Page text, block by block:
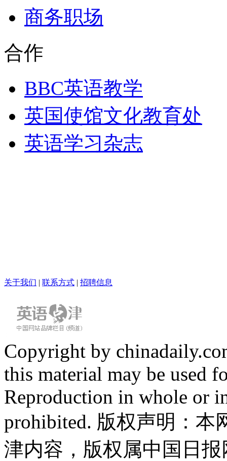
商务职场
合作
BBC英语教学
英国使馆文化教育处
英语学习杂志
关于我们 | 联系方式 | 招聘信息
Copyright by
this material may be used
Reproduction in whole or
prohibited. 版权声明：
津内容，版权属中国日